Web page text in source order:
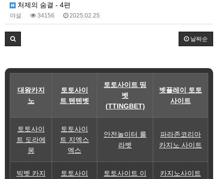
처제의 숨결 - 4편
야설 34156 2025.02.25
날짜순
대왕카지
노
토토사이
트 텐텐벳
토토사이트 띵
벳
(TTINGBET)
벳플레이 토토
사이트
토토사이
트 도라에
몽
토토사이
트 지엑스
엑스
안전놀이터 룰
라벳
파라존코리아
카지노 사이트
빅벳 카지
토토사이
토토사이트 이
카지노사이트